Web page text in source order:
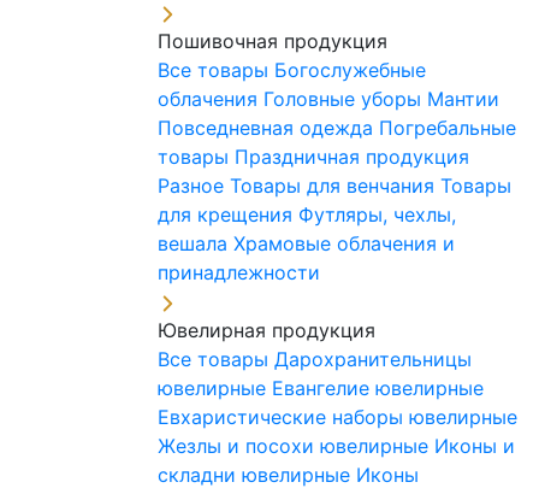
Пошивочная продукция
Все товары Богослужебные
облачения Головные уборы Мантии
Повседневная одежда Погребальные
товары Праздничная продукция
Разное Товары для венчания Товары
для крещения Футляры, чехлы,
вешала Храмовые облачения и
принадлежности
Ювелирная продукция
Все товары Дарохранительницы
ювелирные Евангелие ювелирные
Евхаристические наборы ювелирные
Жезлы и посохи ювелирные Иконы и
складни ювелирные Иконы